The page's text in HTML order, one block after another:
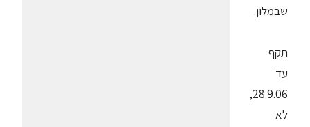
שבמלון.
תקף
עד
28.9.06,
לא